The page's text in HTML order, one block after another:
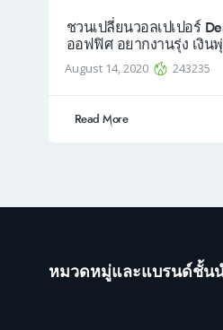
ชวนเปลี่ยนวอลเปเปอร์
ออฟฟิศ อยากงานรุ่ง เงิน
August 14, 2020 243235
Read More
หมวดหมู่และแบรนด์ชั้น